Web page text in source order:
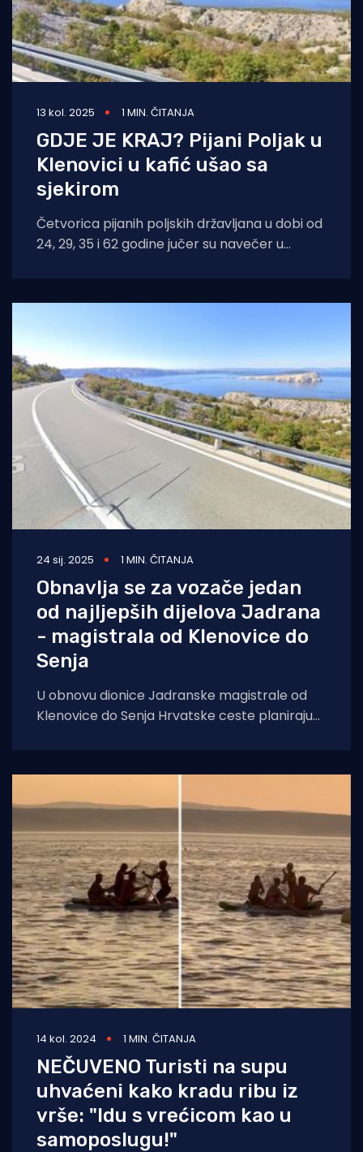
13 kol. 2025 1 MIN. ČITANJA
GDJE JE KRAJ? Pijani Poljak u
Klenovici u kafić ušao sa
sjekirom
Četvorica pijanih poljskih državljana u dobi od
24, 29, 35 i 62 godine jučer su navečer u
24 sij. 2025 1 MIN. ČITANJA
Obnavlja se za vozače jedan
od najljepših dijelova Jadrana
- magistrala od Klenovice do
Senja
U obnovu dionice Jadranske magistrale od
Klenovice do Senja Hrvatske ceste planiraju
14 kol. 2024 1 MIN. ČITANJA
NEČUVENO Turisti na supu
uhvaćeni kako kradu ribu iz
vrše: "Idu s vrećicom kao u
samoposlugu!"